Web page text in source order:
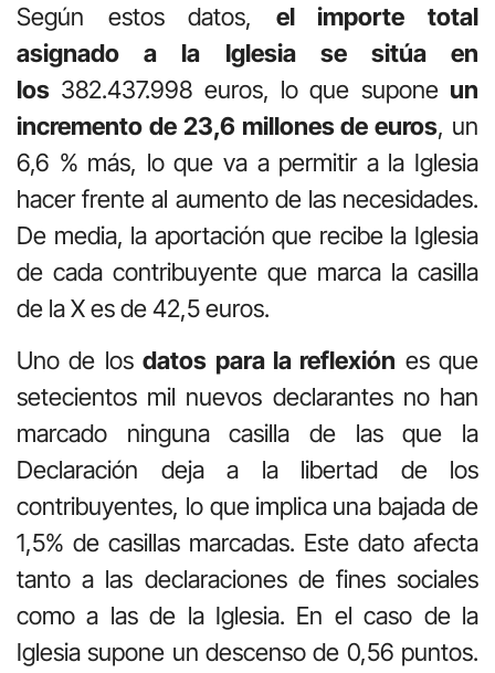
Según estos datos, el importe total
asignado a la Iglesia se sitúa en
los 382.437.998 euros, lo que supone un
incremento de 23,6 millones de euros, un
6,6 % más, lo que va a permitir a la Iglesia
hacer frente al aumento de las necesidades.
De media, la aportación que recibe la Iglesia
de cada contribuyente que marca la casilla
de la X es de 42,5 euros.
Uno de losdatos para la reflexión es que
setecientos mil nuevos declarantes no han
marcado ninguna casilla de las que la
Declaración deja a la libertad de los
contribuyentes, lo que implica una bajada de
1,5% de casillas marcadas. Este dato afecta
tanto a las declaraciones de fines sociales
como a las de la Iglesia. En el caso de la
Iglesia supone un descenso de 0,56 puntos.